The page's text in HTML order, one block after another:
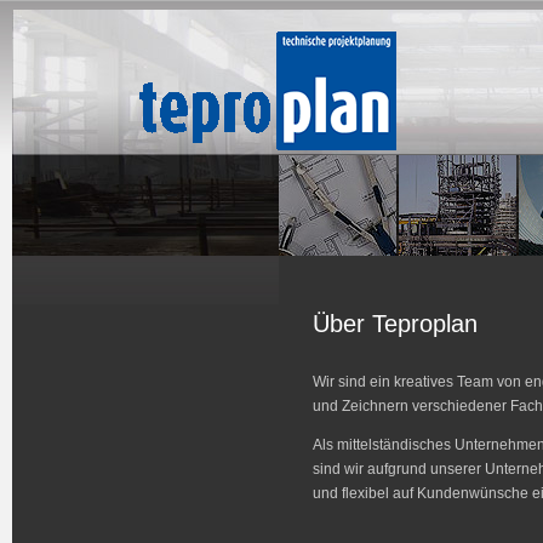
Über Teproplan
Wir sind ein kreatives Team von
und Zeichnern verschiedener
Als mittelständisches
sind wir aufgrund unserer
und flexibel auf Kundenwünsche